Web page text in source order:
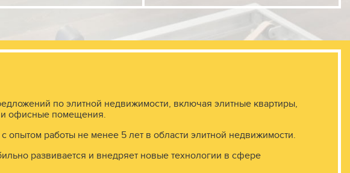
по элитной недвижимости, включая элитные квартиры,
и офисные помещения.
опытом работы не менее 5 лет в области элитной недвижимости.
развивается и внедряет новые технологии в сфере